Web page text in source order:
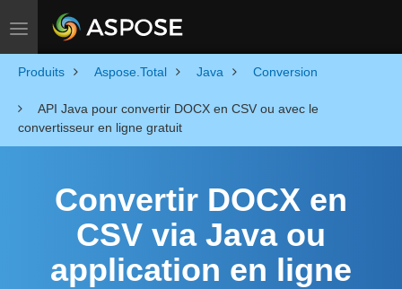
Toggle navigation
Produits Aspose.Total Java Conversion
API Java pour convertir DOCX en CSV ou avec le
convertisseur en ligne gratuit
Convertir DOCX en
CSV via Java ou
application en ligne